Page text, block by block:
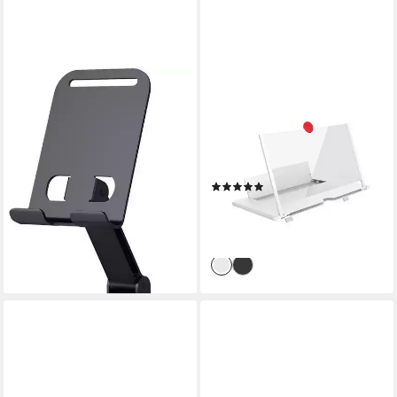
COFI 1453
Handy-Halterung 360°
drehbarer, faltbarer Ständer
14,95 €
-40%
lieferbar - in 4-5 Werktagen bei dir
Bildschirmlupe 12 Zoll Handy
Bildschirmvergrößerung
(1)
39,99 € UVP 99,99 €